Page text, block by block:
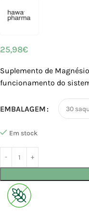
25,98€
Suplemento de
funcionamento do
EMBALAGEM
Em stock